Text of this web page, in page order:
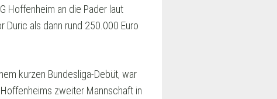
Hoffenheim an die Pader laut
als dann rund 250.000 Euro
kurzen Bundesliga-Debüt, war
zweiter Mannschaft in